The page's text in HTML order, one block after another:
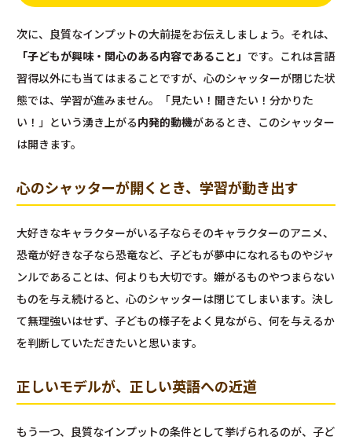
次に、良質なインプットの大前提をお伝えしましょう。それは、
「子どもが興味・関心のある内容であること」 です。これは言語
習得以外にも当てはまることですが、心のシャッターが閉じた状
態では、学習が進みません。「見たい！聞きたい！分かりた
い！」という湧き上がる内発的動機があるとき、このシャッター
は開きます。
心のシャッターが開くとき、学習が動き出す
大好きなキャラクターがいる子ならそのキャラクターのアニメ、
恐竜が好きな子なら恐竜など、子どもが夢中になれるものやジャ
ンルであることは、何よりも大切です。嫌がるものやつまらない
ものを与え続けると、心のシャッターは閉じてしまいます。決し
て無理強いはせず、子どもの様子をよく見ながら、何を与えるか
を判断していただきたいと思います。
正しいモデルが、正しい英語への近道
もう一つ、良質なインプットの条件として挙げられるのが、子ど